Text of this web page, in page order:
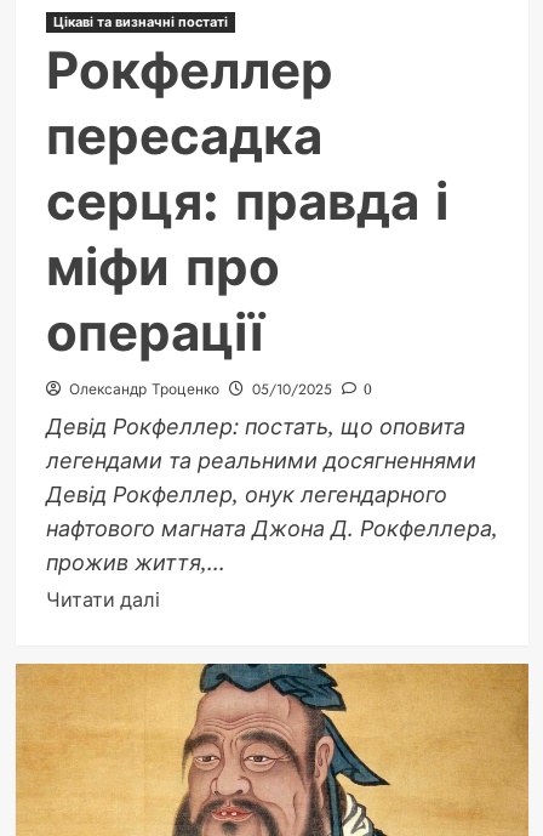
Цікаві та визначні постаті
Рокфеллер
пересадка
серця: правда і
міфи про
операції
Олександр Троценко 05/10/2025 0
Девід Рокфеллер: постать, що оповита
легендами та реальними досягненнями
Девід Рокфеллер, онук легендарного
нафтового магната Джона Д. Рокфеллера,
прожив життя,...
Читати даліДокладніше
Рокфеллер
пересадка
серця:
правда
міфи